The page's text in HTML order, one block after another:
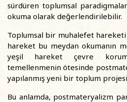
sürdüren toplumsal
okuma olarak değerlendirilebilir.
Toplumsal bir muhalefet
hareket bu meydan okumanın
yeşil hareket çevre
temellenmenin ötesinde
yapılanmış yeni bir toplum
Bu anlamda, postmateryalizm